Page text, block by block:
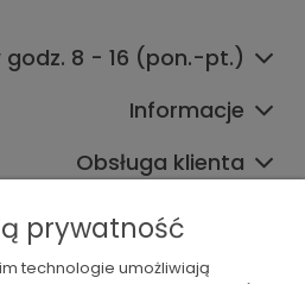
godz. 8 - 16 (pon.-pt.)
Informacje
Obsługa klienta
Współpraca
prywatność
technologie umożliwiają